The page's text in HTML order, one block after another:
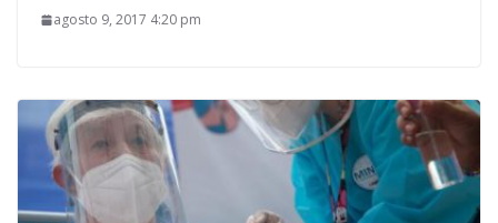
agosto 9, 2017 4:20 pm